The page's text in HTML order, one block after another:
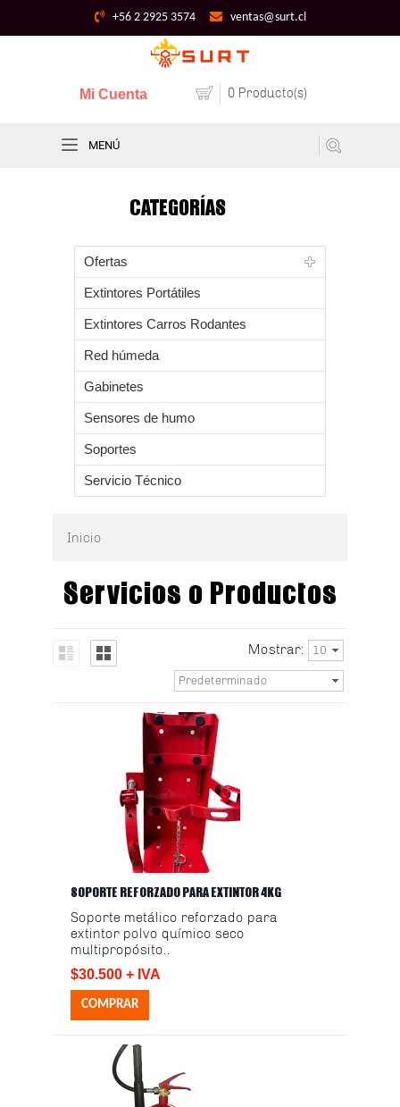
+56 2 2925 3574 ventas@surt.cl
0 Producto(s)
Mi Cuenta
MENÚ
CATEGORÍAS
Ofertas
Extintores Portátiles
Extintores Carros Rodantes
Red húmeda
Gabinetes
Sensores de humo
Soportes
Servicio Técnico
Inicio
Servicios o Productos
Mostrar: 10
Predeterminado
SOPORTE REFORZADO PARA EXTINTOR 4KG
Soporte metálico reforzado para
extintor polvo químico seco
multipropósito..
$30.500 + IVA